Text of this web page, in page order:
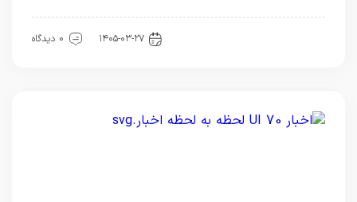
۱۴۰۵-۰۳-۲۷ 0 دیدگاه